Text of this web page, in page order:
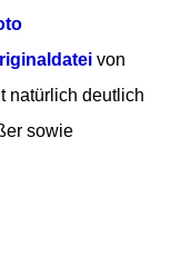
von
natürlich deutlich
sowie